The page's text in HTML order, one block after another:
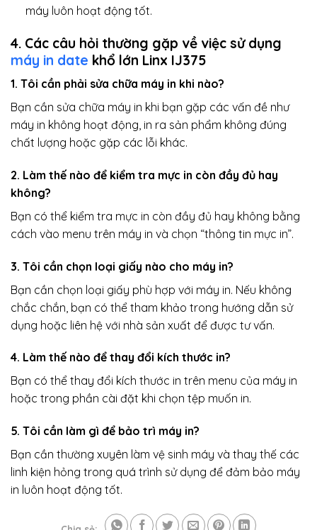
máy luôn hoạt động tốt.
4. Các câu hỏi thường gặp về việc sử dụng
máy in date khổ lớn Linx IJ375
1. Tôi cần phải sửa chữa máy in khi nào?
Bạn cần sửa chữa máy in khi bạn gặp các vấn đề như
máy in không hoạt động, in ra sản phẩm không đúng
chất lượng hoặc gặp các lỗi khác.
2. Làm thế nào để kiểm tra mực in còn đầy đủ hay
không?
Bạn có thể kiểm tra mực in còn đầy đủ hay không bằng
cách vào menu trên máy in và chọn “thông tin mực in”.
3. Tôi cần chọn loại giấy nào cho máy in?
Bạn cần chọn loại giấy phù hợp với máy in. Nếu không
chắc chắn, bạn có thể tham khảo trong hướng dẫn sử
dụng hoặc liên hệ với nhà sản xuất để được tư vấn.
4. Làm thế nào để thay đổi kích thước in?
Bạn có thể thay đổi kích thước in trên menu của máy in
hoặc trong phần cài đặt khi chọn tệp muốn in.
5. Tôi cần làm gì để bảo trì máy in?
Bạn cần thường xuyên làm vệ sinh máy và thay thế các
linh kiện hỏng trong quá trình sử dụng để đảm bảo máy
in luôn hoạt động tốt.